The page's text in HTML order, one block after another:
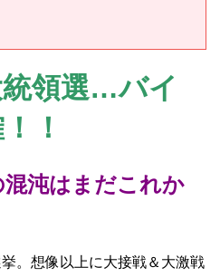
領選…バイ
！
沌はまだこれか
。想像以上に大接戦＆大激戦